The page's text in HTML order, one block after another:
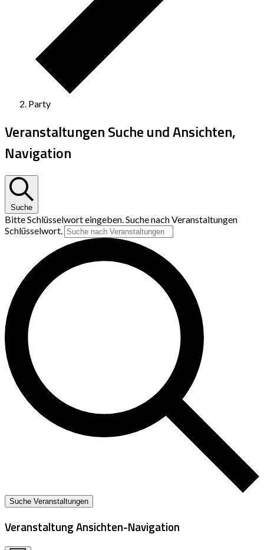
Party
Veranstaltungen Suche und Ansichten,
Navigation
Suche
Bitte Schlüsselwort eingeben. Suche nach Veranstaltungen
Schlüsselwort.
Suche Veranstaltungen
Veranstaltung Ansichten-Navigation